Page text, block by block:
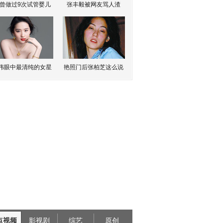
做过9次试管婴儿 张丰毅被网友骂人渣
眼中最清纯的女星 艳照门后张柏芝这么说
视频 影视剧 综艺 原创